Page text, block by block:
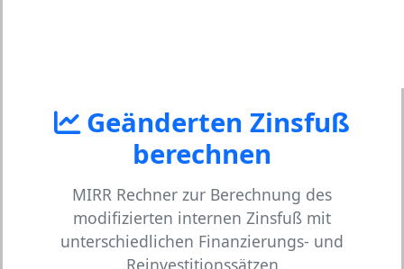
Geänderten Zinsfuß
berechnen
MIRR Rechner zur Berechnung des
modifizierten internen Zinsfuß mit
unterschiedlichen Finanzierungs- und
Reinvestitionssätzen